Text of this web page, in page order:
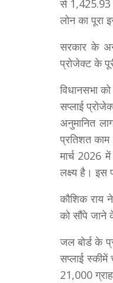
से 1,425.93
लोन का पूरा
सरकार के
प्रोजेक्ट के
विधानसभा
सप्लाई
अनुमानित
प्रतिशत काम
मार्च 2026
लक्ष्य है। इस
कौशिक राय
को सौंपे जाने
जल बोर्ड के
सप्लाई
21,000